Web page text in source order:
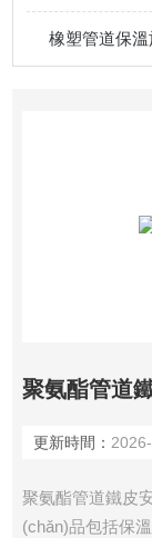
橡塑管道保
聚氨酯管道
更新時間：
聚氨酯管道鐵皮
(chǎn)品包括保溫